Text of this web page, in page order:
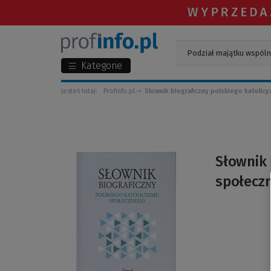
Kategorie
Jesteś tutaj: Profinfo.pl Słownik biograficzny polskiego